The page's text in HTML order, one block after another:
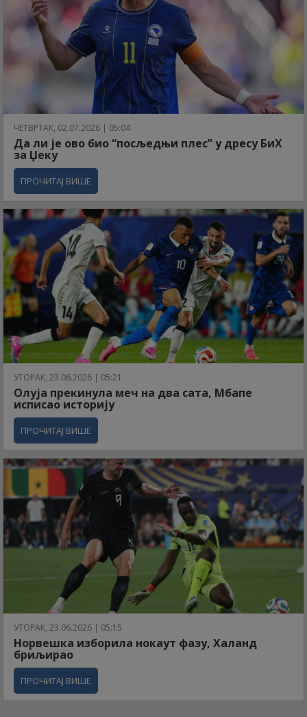
ЧЕТВРТАК, 02.07.2026 | 05:04
Да ли је ово био “посљедњи плес” у дресу БиХ
за Џеку
ПРОЧИТАЈ ВИШЕ
УТОРАК, 23.06.2026 | 05:21
Олуја прекинула меч на два сата, Мбапе
исписао историју
ПРОЧИТАЈ ВИШЕ
УТОРАК, 23.06.2026 | 05:15
Норвешка изборила нокаут фазу, Халанд
бриљирао
ПРОЧИТАЈ ВИШЕ